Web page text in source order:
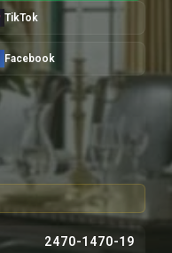
TikTok
Facebook
2470-1470-19